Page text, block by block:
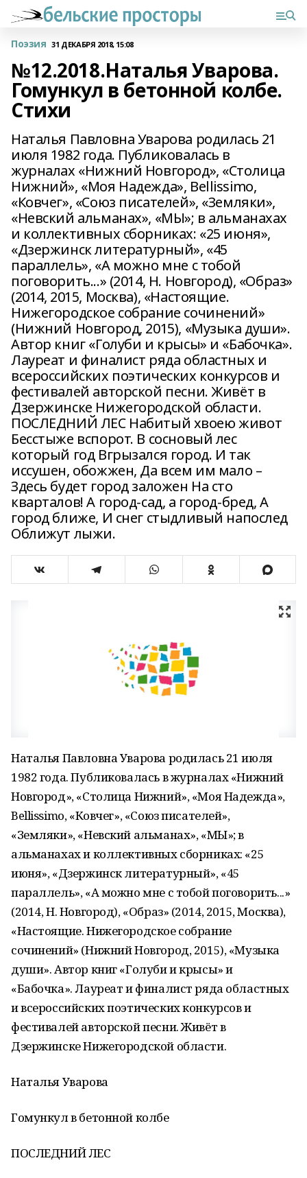
Поэзия 31 ДЕКАБРЯ 2018, 15:08
№12.2018.Наталья Уварова.
Гомункул в бетонной колбе.
Стихи
Наталья Павловна Уварова родилась 21
июля 1982 года. Публиковалась в
журналах «Нижний Новгород», «Столица
Нижний», «Моя Надежда», Bellissimо,
«Ковчег», «Союз писателей», «Земляки»,
«Невский альманах», «МЫ»; в альманахах
и коллективных сборниках: «25 июня»,
«Дзержинск литературный», «45
параллель», «А можно мне с тобой
поговорить...» (2014, Н. Новгород), «Образ»
(2014, 2015, Москва), «Настоящие.
Нижегородское собрание сочинений»
(Нижний Новгород, 2015), «Музыка души».
Автор книг «Голуби и крысы» и «Бабочка».
Лауреат и финалист ряда областных и
всероссийских поэтических конкурсов и
фестивалей авторской песни. Живёт в
Дзержинске Нижегородской области.
ПОСЛЕДНИЙ ЛЕС Набитый хвоею живот
Бесстыже вспорот. В сосновый лес
который год Вгрызался город. И так
иссушен, обожжен, Да всем им мало –
Здесь будет город заложен На сто
кварталов! А город-сад, а город-бред, А
город ближе, И снег стыдливый напослед
Оближут лыжи.
Наталья Павловна Уварова родилась 21 июля
1982 года. Публиковалась в журналах «Нижний
Новгород», «Столица Нижний», «Моя Надежда»,
Bellissimо, «Ковчег», «Союз писателей»,
«Земляки», «Невский альманах», «МЫ»; в
альманахах и коллективных сборниках: «25
июня», «Дзержинск литературный», «45
параллель», «А можно мне с тобой поговорить...»
(2014, Н. Новгород), «Образ» (2014, 2015, Москва),
«Настоящие. Нижегородское собрание
сочинений» (Нижний Новгород, 2015), «Музыка
души». Автор книг «Голуби и крысы» и
«Бабочка». Лауреат и финалист ряда областных
и всероссийских поэтических конкурсов и
фестивалей авторской песни. Живёт в
Дзержинске Нижегородской области.
Наталья Уварова
Гомункул в бетонной колбе
ПОСЛЕДНИЙ ЛЕС